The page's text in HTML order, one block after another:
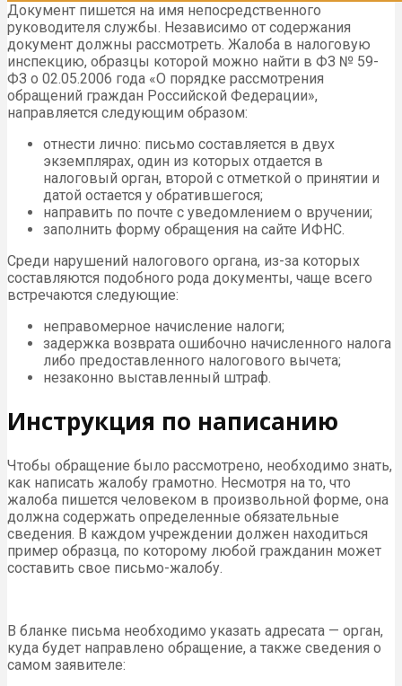
Документ пишется на имя непосредственного
руководителя службы. Независимо от содержания
документ должны рассмотреть. Жалоба в налоговую
инспекцию, образцы которой можно найти в ФЗ № 59-
ФЗ о 02.05.2006 года «О порядке рассмотрения
обращений граждан Российской Федерации»,
направляется следующим образом:
отнести лично: письмо составляется в двух
экземплярах, один из которых отдается в
налоговый орган, второй с отметкой о принятии и
датой остается у обратившегося;
направить по почте с уведомлением о вручении;
заполнить форму обращения на сайте ИФНС.
Среди нарушений налогового органа, из-за которых
составляются подобного рода документы, чаще всего
встречаются следующие:
неправомерное начисление налоги;
задержка возврата ошибочно начисленного налога
либо предоставленного налогового вычета;
незаконно выставленный штраф.
Инструкция по написанию
Чтобы обращение было рассмотрено, необходимо знать,
как написать жалобу грамотно. Несмотря на то, что
жалоба пишется человеком в произвольной форме, она
должна содержать определенные обязательные
сведения. В каждом учреждении должен находиться
пример образца, по которому любой гражданин может
составить свое письмо-жалобу.
В бланке письма необходимо указать адресата — орган,
куда будет направлено обращение, а также сведения о
самом заявителе: